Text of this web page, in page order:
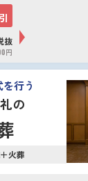
抜
円
行う
の
火葬